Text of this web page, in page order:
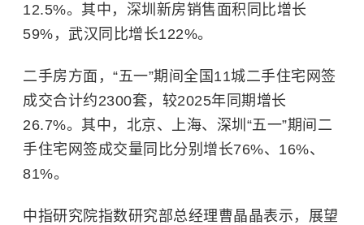
12.5%。其中，深圳新房销售面积同比增长
59%，武汉同比增长122%。
二手房方面，“五一”期间全国11城二手住宅网签
成交合计约2300套，较2025年同期增长
26.7%。其中，北京、上海、深圳“五一”期间二
手住宅网签成交量同比分别增长76%、16%、
81%。
中指研究院指数研究部总经理曹晶晶表示，展望